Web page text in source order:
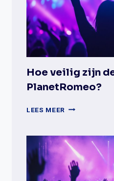
EN
DATINGAPPS?
Hoe veilig zijn
PlanetRomeo?
LEES MEER HOE
DE
GEGEVENS
OP